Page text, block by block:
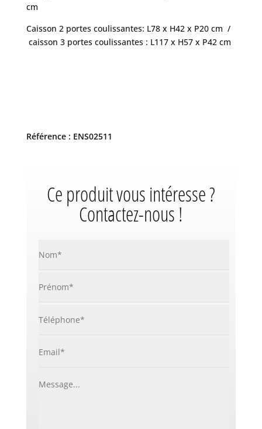
cm
Caisson 2 portes coulissantes: L78 x H42 x P20 cm /
caisson 3 portes coulissantes : L117 x H57 x P42 cm
Référence : ENS02511
Ce produit vous intéresse ?
Contactez-nous !